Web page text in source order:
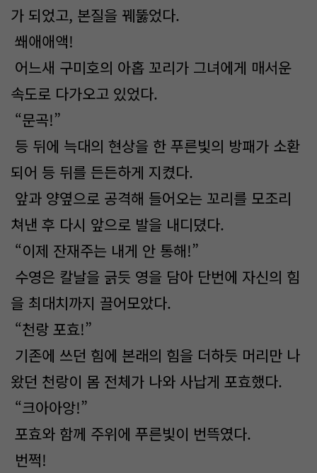
가 되었고, 본질을 꿰뚫었다.
쐐애애액!
어느새 구미호의 아홉 꼬리가 그녀에게 매서운
속도로 다가오고 있었다.
“문곡!”
등 뒤에 늑대의 현상을 한 푸른빛의 방패가 소환
되어 등 뒤를 든든하게 지켰다.
앞과 양옆으로 공격해 들어오는 꼬리를 모조리
쳐낸 후 다시 앞으로 발을 내디뎠다.
“이제 잔재주는 내게 안 통해!”
수영은 칼날을 긁듯 영을 담아 단번에 자신의 힘
을 최대치까지 끌어모았다.
“천랑 포효!”
기존에 쓰던 힘에 본래의 힘을 더하듯 머리만 나
왔던 천랑이 몸 전체가 나와 사납게 포효했다.
“크아아앙!”
포효와 함께 주위에 푸른빛이 번뜩였다.
번쩍!